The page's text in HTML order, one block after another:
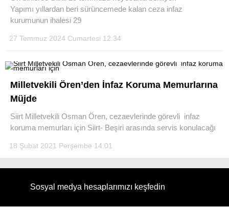
Facebook
Youtube
Yapımı yıllardan beri sürüncemede kalan ceza infaz
kurumunun ihalesi 29
27 Temmuz 2024 Cumartesi 12:34
Milletvekili Ören’den İnfaz Koruma Memurlarına
Müjde
Siirt Milletvekili Osman Ören, cezaevlerinde görevli infaz
koruma memurları için Siirt- Beşiri arasında servis konulacağı
18 Şubat 2021 Perşembe 14:01
Sosyal medya hesaplarımızı keşfedin